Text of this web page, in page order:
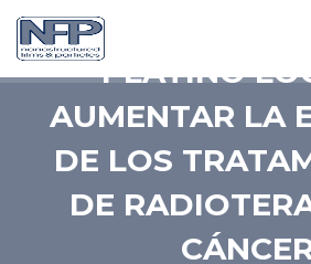
LAS
PLATINO
AUMENTAR LA
DE LOS
DE